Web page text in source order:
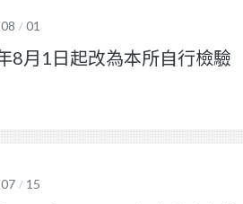
08 / 01
8月1日起改為本所自行檢驗
07 / 15